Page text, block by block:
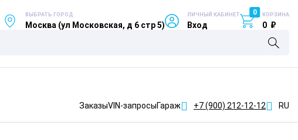
ВЫБРАТЬ ГОРОД
Москва (ул Московская, д 6 стр 5)
ЛИЧНЫЙ КАБИНЕТ
Вход
0 КОРЗИНА
0 ₽
ЗаказыVIN-запросыГараж +7 (900) 212-12-12 RU